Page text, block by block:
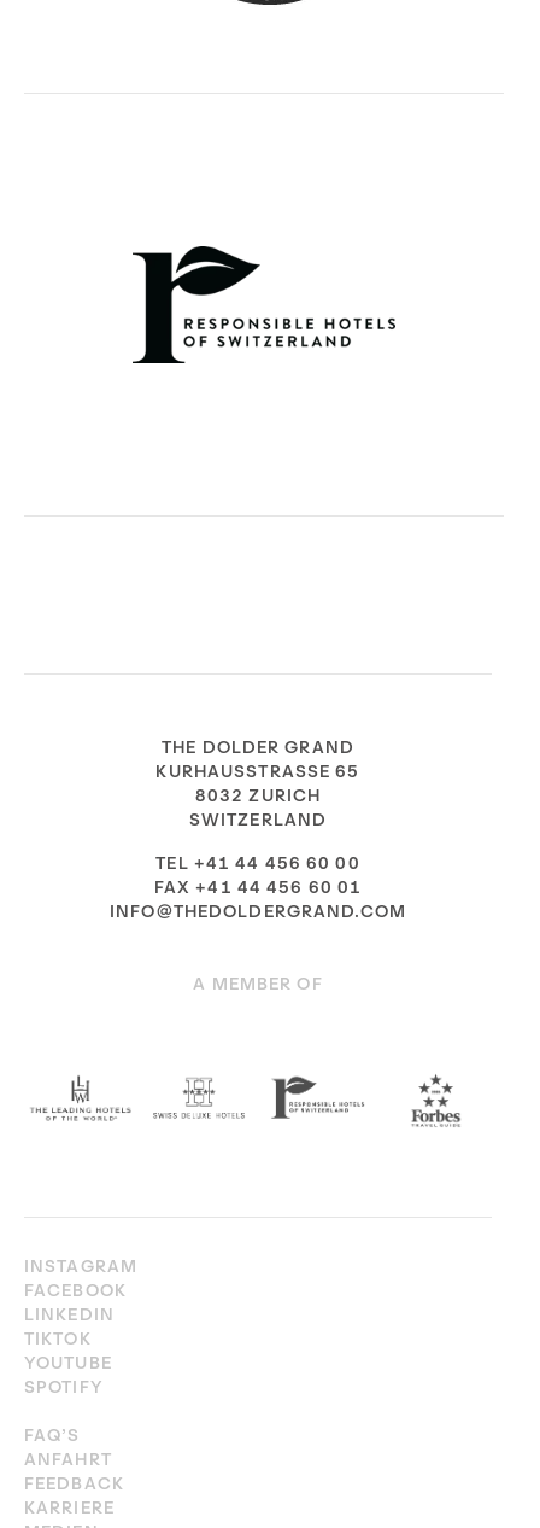
THE DOLDER GRAND
KURHAUSSTRASSE 65
8032 ZURICH
SWITZERLAND
TEL +41 44 456 60 00
FAX +41 44 456 60 01
INFO@THEDOLDERGRAND.COM
A MEMBER OF
INSTAGRAM
FACEBOOK
LINKEDIN
TIKTOK
YOUTUBE
SPOTIFY
FAQ’S
ANFAHRT
FEEDBACK
KARRIERE